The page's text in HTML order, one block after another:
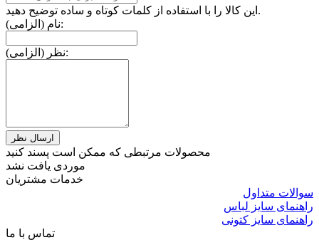
این کالا را با استفاده از کلمات کوتاه و ساده توضیح دهید.
نام (الزامی):
نظر (الزامی):
محصولات مرتبطی که ممکن است پسند کنید
موردی یافت نشد
خدمات مشتریان
سوالات متداول
راهنمای سایز لباس
راهنمای سایز کتونی
تماس با ما